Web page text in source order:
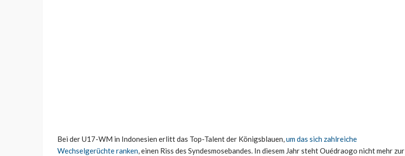
Bei der U17-WM in Indonesien erlitt das Top-Talent der Königsblauen,um das sich zahlreiche
Wechselgerüchte ranken, einen Riss des Syndesmosebandes. In diesem Jahr steht Ouédraogo nicht mehr zur